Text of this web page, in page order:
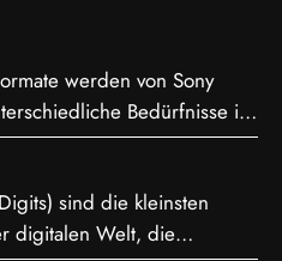
werden von Sony
Bedürfnisse in
und Bitrate abgestimmt.
1. XAVC S-I DCI:
von XAVC S, die in DCI
arbeitet. “I” steht für
sind die kleinsten
digitalen Welt, die